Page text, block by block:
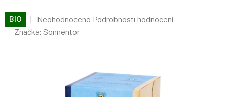
BIO
Průměrné
hodnocení
hvězdiček.
Neohodnoceno Podrobnosti hodnocení
Značka:Sonnentor